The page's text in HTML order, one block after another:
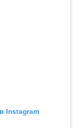
Instagram